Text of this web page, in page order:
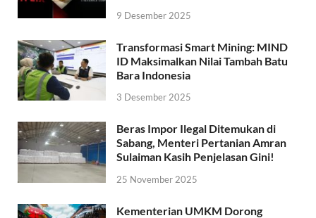
9 Desember 2025
Transformasi Smart Mining: MIND
ID Maksimalkan Nilai Tambah Batu
Bara Indonesia
3 Desember 2025
Beras Impor Ilegal Ditemukan di
Sabang, Menteri Pertanian Amran
Sulaiman Kasih Penjelasan Gini!
25 November 2025
Kementerian UMKM Dorong